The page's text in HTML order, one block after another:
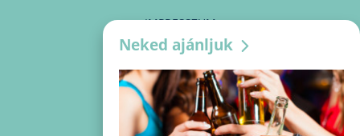
IMPRESSZUM
MÉDIAAJÁNLAT
PARTNEREINK
KAPCSOLAT
Neked ajánljuk